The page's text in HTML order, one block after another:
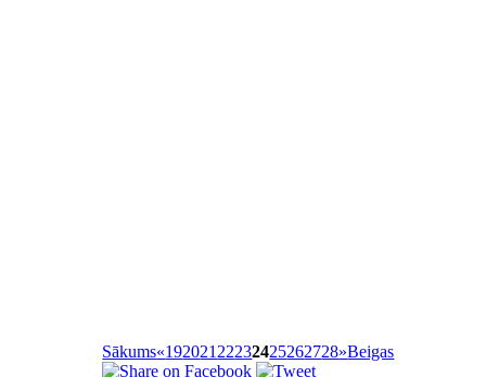
Sākums«192021 22232425262728»Beigas